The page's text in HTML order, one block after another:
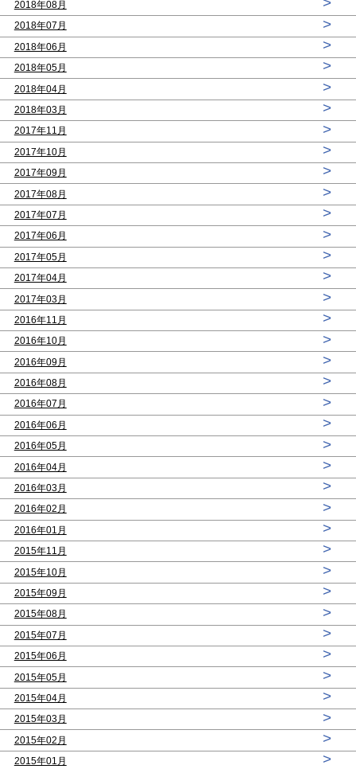
2018年08月
2018年07月 >
2018年06月 >
2018年05月 >
2018年04月 >
2018年03月 >
2017年11月 >
2017年10月 >
2017年09月 >
2017年08月 >
2017年07月 >
2017年06月 >
2017年05月 >
2017年04月 >
2017年03月 >
2016年11月 >
2016年10月 >
2016年09月 >
2016年08月 >
2016年07月 >
2016年06月 >
2016年05月 >
2016年04月 >
2016年03月 >
2016年02月 >
2016年01月 >
2015年11月 >
2015年10月 >
2015年09月 >
2015年08月 >
2015年07月 >
2015年06月 >
2015年05月 >
2015年04月 >
2015年03月 >
2015年02月 >
2015年01月 >